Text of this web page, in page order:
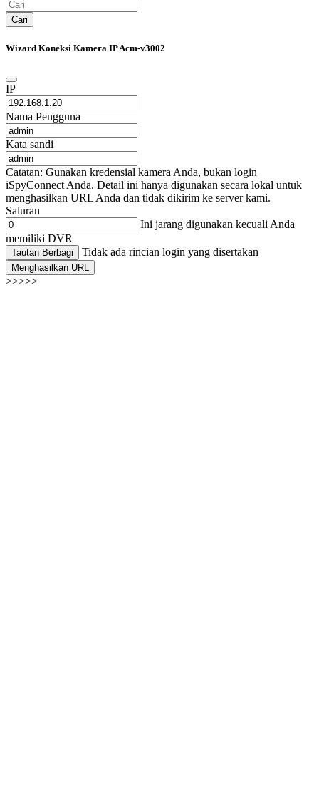
Cari
Wizard Koneksi Kamera IP Acm-v3002
IP
Nama Pengguna
Kata sandi
Catatan: Gunakan kredensial kamera Anda, bukan login
iSpyConnect Anda. Detail ini hanya digunakan secara lokal untuk
menghasilkan URL Anda dan tidak dikirim ke server kami.
Saluran
Ini jarang digunakan kecuali Anda
memiliki DVR
Tautan Berbagi Tidak ada rincian login yang disertakan
Menghasilkan URL
>>>>>